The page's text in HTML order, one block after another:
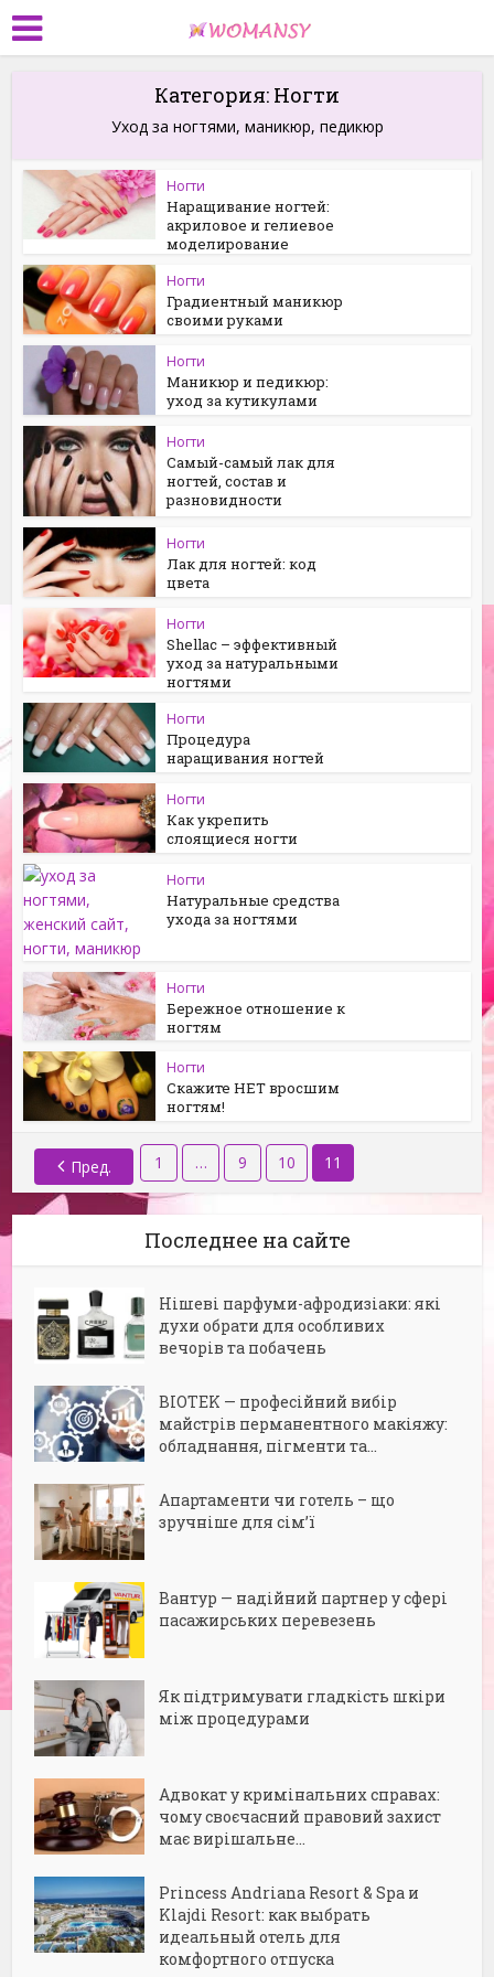
Категория: Ногти
Уход за ногтями, маникюр, педикюр
Ногти
Наращивание ногтей:
акриловое и гелиевое
моделирование
Ногти
Градиентный маникюр
своими руками
Ногти
Маникюр и педикюр:
уход за кутикулами
Ногти
Самый-самый лак для
ногтей, состав и
разновидности
Ногти
Лак для ногтей: код
цвета
Ногти
Shellac – эффективный
уход за натуральными
ногтями
Ногти
Процедура
наращивания ногтей
Ногти
Как укрепить
слоящиеся ногти
Ногти
Натуральные средства
ухода за ногтями
Ногти
Бережное отношение к
ногтям
Ногти
Скажите НЕТ вросшим
ногтям!
Пред. 1 … 9 10 11
Последнее на сайте
Нішеві парфуми-афродизіаки: які
духи обрати для особливих
вечорів та побачень
BIOTEK — професійний вибір
майстрів перманентного макіяжу:
обладнання, пігменти та...
Апартаменти чи готель – що
зручніше для сім’ї
Вантур — надійний партнер у сфері
пасажирських перевезень
Як підтримувати гладкість шкіри
між процедурами
Адвокат у кримінальних справах:
чому своєчасний правовий захист
має вирішальне...
Princess Andriana Resort & Spa и
Klajdi Resort: как выбрать
идеальный отель для
комфортного отпуска